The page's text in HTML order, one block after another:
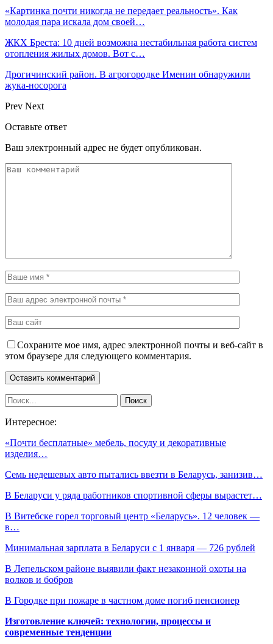
«Картинка почти никогда не передает реальность». Как
молодая пара искала дом своей…
ЖКХ Бреста: 10 дней возможна нестабильная работа систем
отопления жилых домов. Вот с…
Дрогичинский район. В агрогородке Именин обнаружили
жука-носорога
Prev Next
Оставьте ответ
Ваш электронный адрес не будет опубликован.
Сохраните мое имя, адрес электронной почты и веб-сайт в
этом браузере для следующего комментария.
Интересное:
«Почти бесплатные» мебель, посуду и декоративные
изделия…
Семь недешевых авто пытались ввезти в Беларусь, занизив…
В Беларуси у ряда работников спортивной сферы вырастет…
В Витебске горел торговый центр «Беларусь». 12 человек —
в…
Минимальная зарплата в Беларуси с 1 января — 726 рублей
В Лепельском районе выявили факт незаконной охоты на
волков и бобров
В Городке при пожаре в частном доме погиб пенсионер
Изготовление ключей: технологии, процессы и
современные тенденции